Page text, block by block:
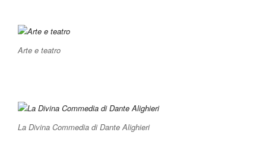
Arte e teatro
La Divina Commedia di Dante Alighieri